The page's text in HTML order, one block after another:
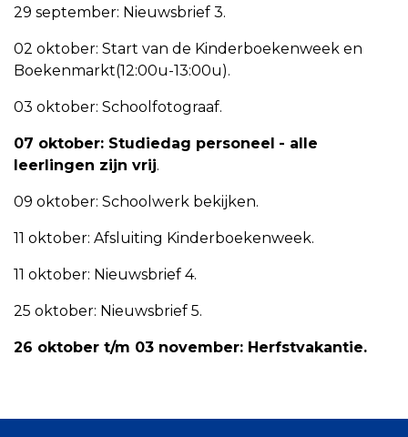
29 september: Nieuwsbrief 3.
02 oktober: Start van de Kinderboekenweek en
Boekenmarkt(12:00u-13:00u).
03 oktober: Schoolfotograaf.
07 oktober: Studiedag personeel - alle
leerlingen zijn vrij.
09 oktober: Schoolwerk bekijken.
11 oktober: Afsluiting Kinderboekenweek.
11 oktober: Nieuwsbrief 4.
25 oktober: Nieuwsbrief 5.
26 oktober t/m 03 november: Herfstvakantie.